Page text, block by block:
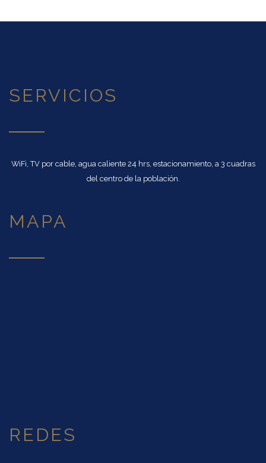
SERVICIOS
WiFi, TV por cable, agua caliente 24 hrs, estacionamiento, a 3 cuadras
del centro de la población.
MAPA
REDES